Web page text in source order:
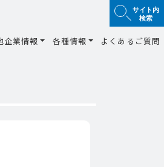
サイト内
検索
企業情報 各種情報 よくあるご質問